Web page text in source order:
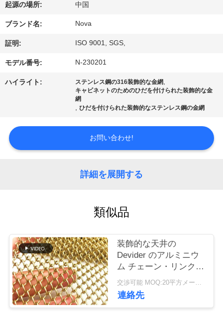
シ
ョ
わ
し
た
て
工
場
起源の場所: 中国
ブランド名: Nova
証明: ISO 9001, SGS,
モデル番号: N-230201
ハイライト: ステンレス鋼の316装飾的な金網,
キャビネットのためのひだを付けられた装飾的な金
網
,ひだを付けられた装飾的なステンレス鋼の金網
お問い合わせ!
詳細を展開する
類似品
装飾的な天井の
Devider のアルミニウ
ム チェーン・リンクの
カーテン 4mm 5mm
6mm の金属
交渉可能 MOQ:20平方メートル
連絡先